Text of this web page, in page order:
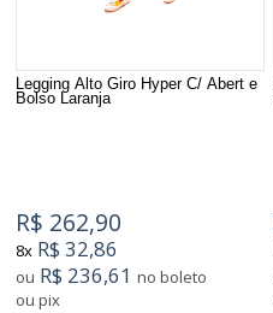
Legging Alto Giro Hyper C/ Abert e
Bolso Laranja
R$ 262,90
8x R$ 32,86
ou R$ 236,61 no boleto
ou pix